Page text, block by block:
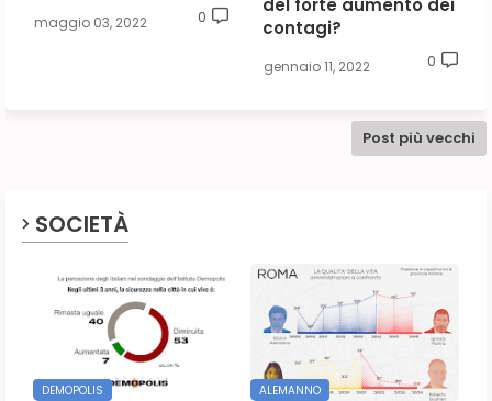
maggio 03, 2022 0
del forte aumento dei
contagi?
gennaio 11, 2022 0
Post più vecchi
SOCIETÀ
DEMOPOLIS ALEMANNO